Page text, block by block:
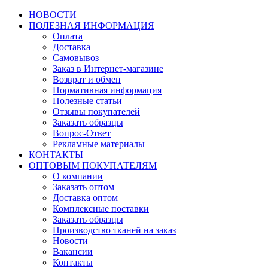
НОВОСТИ
ПОЛЕЗНАЯ ИНФОРМАЦИЯ
Оплата
Доставка
Самовывоз
Заказ в Интернет-магазине
Возврат и обмен
Нормативная информация
Полезные статьи
Отзывы покупателей
Заказать образцы
Вопрос-Ответ
Рекламные материалы
КОНТАКТЫ
ОПТОВЫМ ПОКУПАТЕЛЯМ
О компании
Заказать оптом
Доставка оптом
Комплексные поставки
Заказать образцы
Производство тканей на заказ
Новости
Вакансии
Контакты